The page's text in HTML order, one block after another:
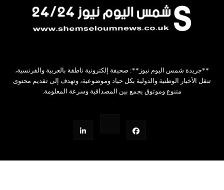
**جريدة شمس اليوم نيوز**: صحيفة إلكترونية ناطقة بالعربية والفرنسية،
تنقل الأخبار الوطنية والدولية بكل حياد وموضوعية، وتهدف إلى تقديم محتوى
متنوع وموثوق يجمع بين المصداقية وسرعة المعلومة.